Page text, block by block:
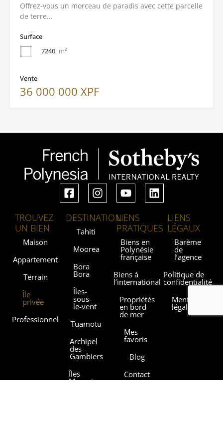
Offrez-vous un morceau de paradis avec cette parcelle
de terre…
Surface
7240 m²
Vente
36 000 000 XPF
TROUVEZ
UN BIEN
Maison
Appartement
Terrain
Île
privée
Professionnel
DESTINATION
Tahiti
Moorea
Bora
Bora
Îles-
sous-
le-vent
Tuamotu
Archipel
des
Gambiers
Îles
Marquises
LIENS
PRATIQUES
Biens en
Polynésie
française
Biens à
l’international
Propriétés
en bord
de mer
Mes
favoris
Blog
Contact
LIENS
LÉGAUX
Barème
de
l’agence
Politique de
confidentialité
Mentions
légales